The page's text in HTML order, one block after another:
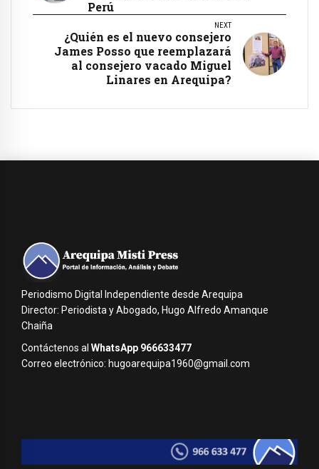
Perú
NEXT
¿Quién es el nuevo consejero
James Posso que reemplazará
al consejero vacado Miguel
Linares en Arequipa?
Periodismo Digital Independiente desde Arequipa
Director: Periodista y Abogado, Hugo Alfredo Amanque
Chaiña
Contáctenos al WhatsApp 966633477
Correo electrónico: hugoarequipa1960@gmail.com